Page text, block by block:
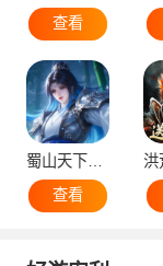
查看
蜀山天下（0.1折免费版）
查看